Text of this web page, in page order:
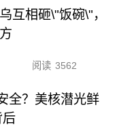
互相砸\"饭碗\"，
阅读 3562
全？美核潜光鲜
后